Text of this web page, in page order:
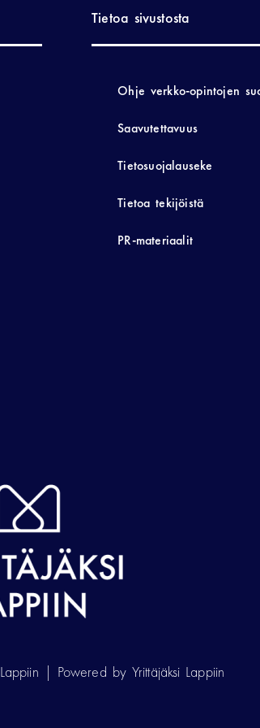
Tietoa sivustosta
Ohje verkko-opintojen
Saavutettavuus
Tietosuojalauseke
Tietoa tekijöistä
PR-materiaalit
| Powered by Yrittäjäksi Lappiin